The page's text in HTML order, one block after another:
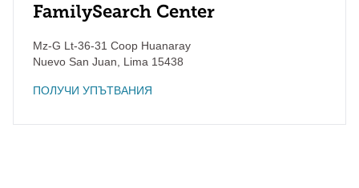
FamilySearch Center
Mz-G Lt-36-31 Coop Huanaray
Nuevo San Juan
Lima 15438
ПОЛУЧИ УПЪТВАНИЯ